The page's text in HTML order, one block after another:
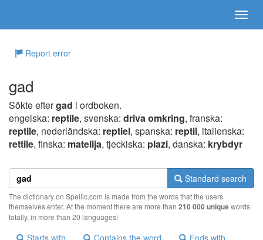
Report error
gad
Sökte eftergad i ordboken.
engelska: reptile, svenska: driva omkring, franska:
reptile, nederländska: reptiel, spanska: reptil, italienska:
rettile, finska: matelija, tjeckiska: plazi, danska: krybdyr
Standard search
The dictionary on Spellic.com is made from the words that the users
themselves enter. At the moment there are more than 210 000 uniquewords
totally, in more than 20 languages!
Starts with Contains the word Ends with